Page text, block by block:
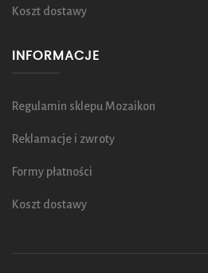
Koszt dostawy
INFORMACJE
Regulamin sklepu Mozaikon
Reklamacje i zwroty
Formy płatności
Koszt dostawy